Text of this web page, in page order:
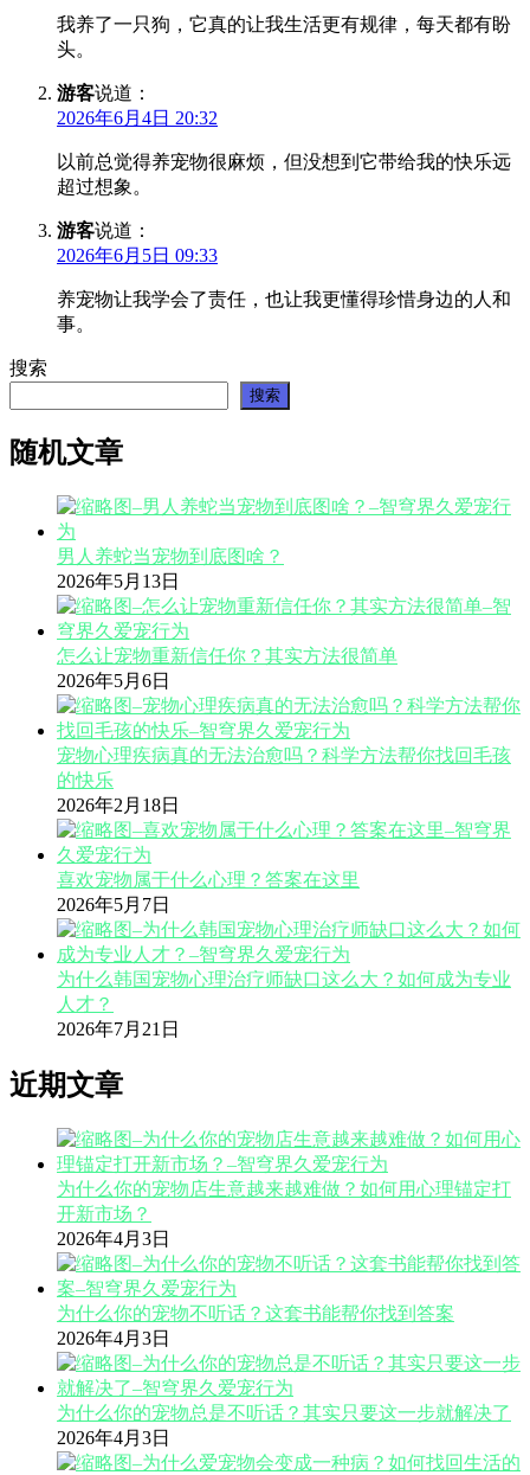
我养了一只狗，它真的让我生活更有规律，每天都有盼
头。
游客说道：
2026年6月4日 20:32
以前总觉得养宠物很麻烦，但没想到它带给我的快乐远
超过想象。
游客说道：
2026年6月5日 09:33
养宠物让我学会了责任，也让我更懂得珍惜身边的人和
事。
搜索
搜索
随机文章
男人养蛇当宠物到底图啥？
2026年5月13日
怎么让宠物重新信任你？其实方法很简单
2026年5月6日
宠物心理疾病真的无法治愈吗？科学方法帮你找回毛孩
的快乐
2026年2月18日
喜欢宠物属于什么心理？答案在这里
2026年5月7日
为什么韩国宠物心理治疗师缺口这么大？如何成为专业
人才？
2026年7月21日
近期文章
为什么你的宠物店生意越来越难做？如何用心理锚定打
开新市场？
2026年4月3日
为什么你的宠物不听话？这套书能帮你找到答案
2026年4月3日
为什么你的宠物总是不听话？其实只要这一步就解决了
2026年4月3日